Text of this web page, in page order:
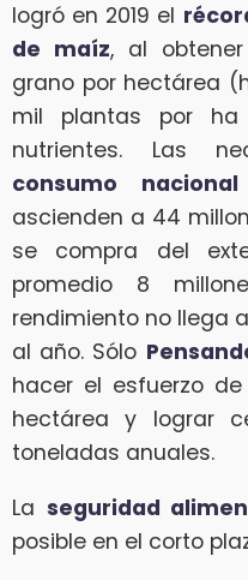
logró en 2019 el
de maíz, al
grano por hectárea
mil plantas por
nutrientes. Las
consumo
ascienden a 44
se compra del
promedio 8
rendimiento no llega
al año. Sólo
hacer el esfuerzo
hectárea y lograr
toneladas anuales.
La seguridad
posible en el corto